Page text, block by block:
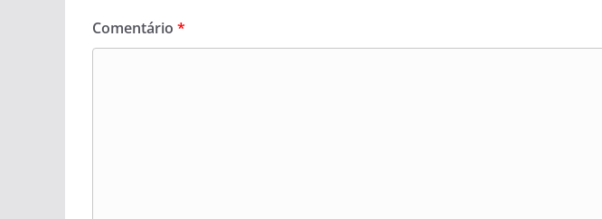
Comentário *